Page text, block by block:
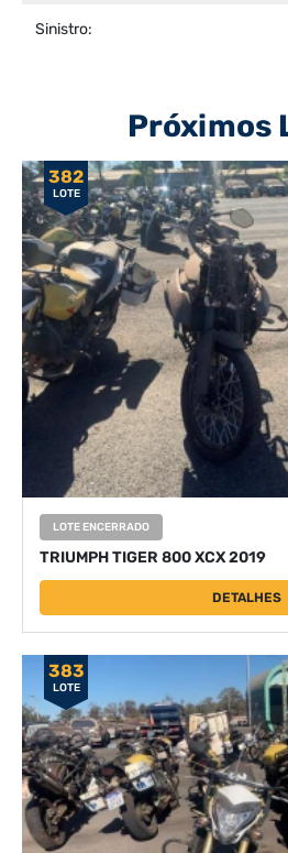
Sinistro:
Próximos
382
LOTE
LOTE ENCERRADO
TRIUMPH TIGER 800 XCX 2019
DETALHES
383
LOTE